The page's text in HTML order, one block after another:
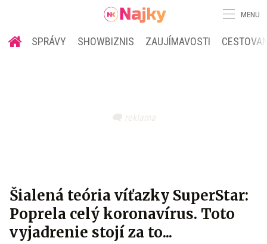
MENU
SPRÁVY SHOWBIZNIS ZAUJÍMAVOSTI
Šialená teória víťazky SuperStar:
Poprela celý koronavírus. Toto
vyjadrenie stojí za to...